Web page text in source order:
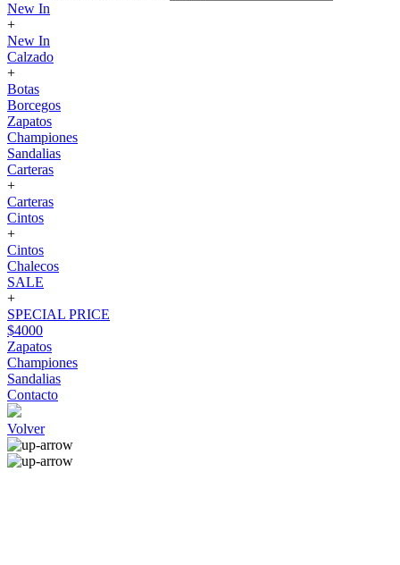
New In
+
New In
Calzado
+
Botas
Borcegos
Zapatos
Championes
Sandalias
Carteras
+
Carteras
Cintos
+
Cintos
Chalecos
SALE
+
SPECIAL PRICE
$4000
Zapatos
Championes
Sandalias
Contacto
Volver